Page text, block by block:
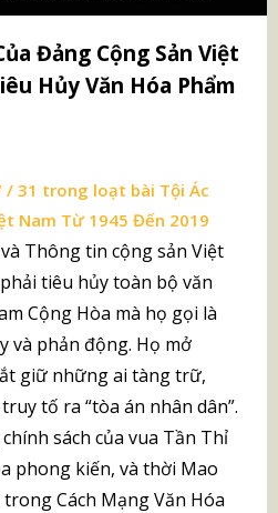
Đảng Cộng Sản Việt
Hủy Văn Hóa Phẩm
/ 31 trong loạt bài Tội Ác
Nam Từ 1945 Đến 2019
Thông tin cộng sản Việt
tiêu hủy toàn bộ văn
Cộng Hòa mà họ gọi là
và phản động. Họ mở
giữ những ai tàng trữ,
tố ra “tòa án nhân dân”.
sách của vua Tần Thỉ
phong kiến, và thời Mao
Cách Mạng Văn Hóa